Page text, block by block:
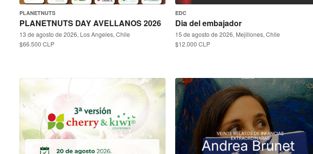
PLANETNUTS
PLANETNUTS DAY AVELLANOS 2026
13 de agosto de 2026, Los Angeles, Chile
$66.500 CLP
EDC
Dia del embajador
15 de agosto de 2026, Mejillones, Chile
$12.000 CLP